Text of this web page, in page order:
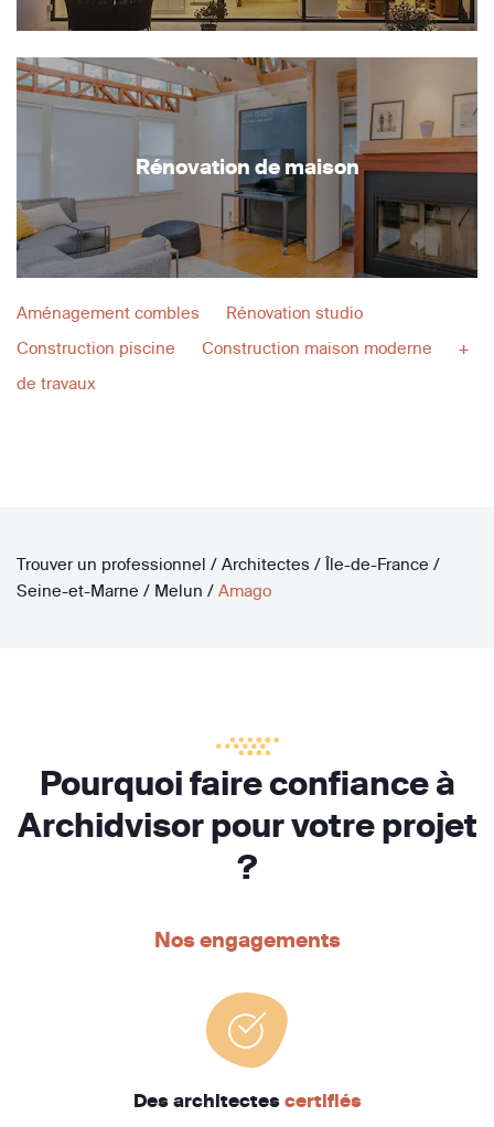
Rénovation de maison
Aménagement combles
Rénovation studio
Construction piscine
Construction maison moderne
+
de travaux
Trouver un professionnel / Architectes / Île-de-France /
Seine-et-Marne / Melun / Amago
Pourquoi faire confiance à
Archidvisor pour votre projet
?
Nos engagements
Des architectes certifiés